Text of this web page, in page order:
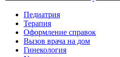
Педиатрия
Терапия
Оформление справок
Вызов врача на дом
Гинекология